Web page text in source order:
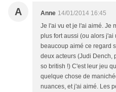
A Anne 14/01/2014 16:45
Je l'ai vu et je l'ai aimé. Je
plus fort aussi (ou alors j'ai
beaucoup aimé ce regard
deux acteurs (Judi Dench,
so british !) C'est leur jeu
quelque chose de
nuances, et j'ai aimé. Les